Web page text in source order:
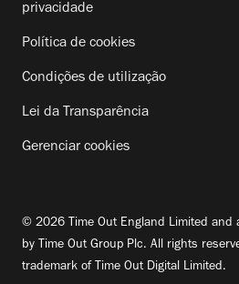
privacidade
Política de cookies
Condições de utilização
Lei da Transparência
Gerenciar cookies
© 2026 Time Out England Limited and
by Time Out Group Plc. All rights
trademark of Time Out Digital Limited.